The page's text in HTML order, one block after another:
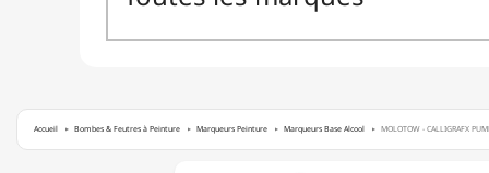
Accueil Bombes & Feutres à Peinture Marqueurs Peinture Marqueurs Base Alcool MOLOTOW - CALLIGRAFX